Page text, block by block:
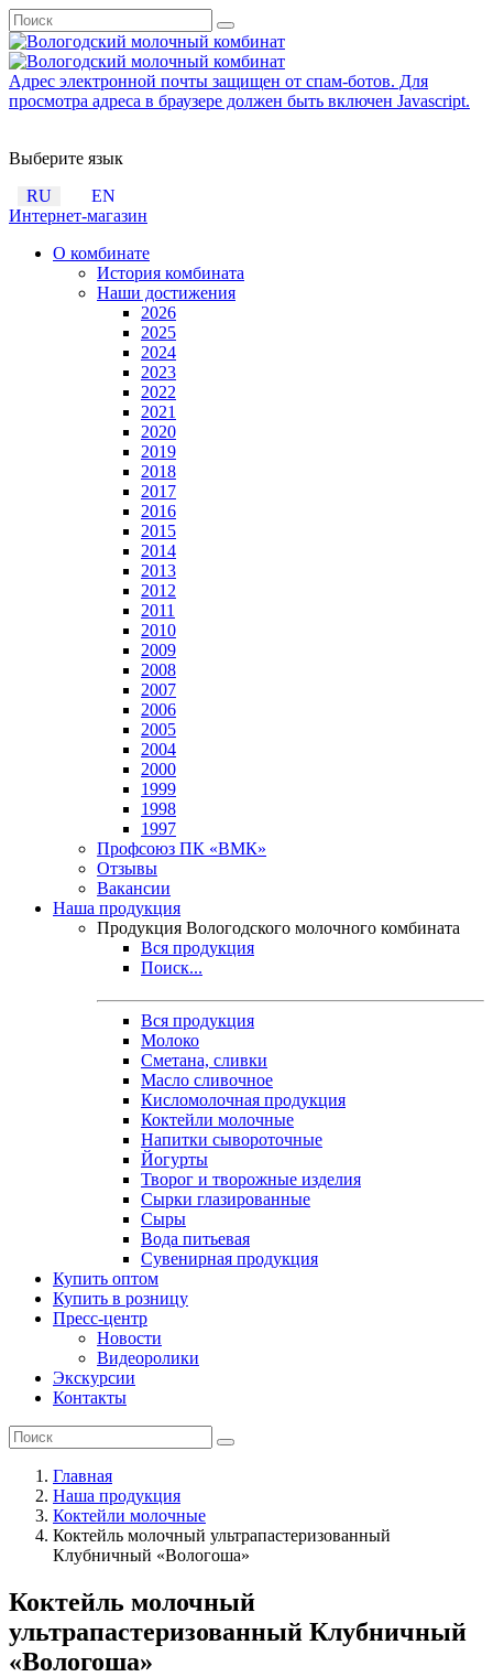
Адрес электронной почты защищен от спам-ботов. Для
просмотра адреса в браузере должен быть включен Javascript.
Выберите язык
RU
EN
Интернет-магазин
О комбинате
История комбината
Наши достижения
2026
2025
2024
2023
2022
2021
2020
2019
2018
2017
2016
2015
2014
2013
2012
2011
2010
2009
2008
2007
2006
2005
2004
2000
1999
1998
1997
Профсоюз ПК «ВМК»
Отзывы
Вакансии
Наша продукция
Продукция Вологодского молочного комбината
Вся продукция
Поиск...
Вся продукция
Молоко
Сметана, сливки
Масло сливочное
Кисломолочная продукция
Коктейли молочные
Напитки сывороточные
Йогурты
Творог и творожные изделия
Сырки глазированные
Сыры
Вода питьевая
Сувенирная продукция
Купить оптом
Купить в розницу
Пресс-центр
Новости
Видеоролики
Экскурсии
Контакты
Главная
Наша продукция
Коктейли молочные
Коктейль молочный ультрапастеризованный
Клубничный «Вологоша»
Коктейль молочный
ультрапастеризованный Клубничный
«Вологоша»